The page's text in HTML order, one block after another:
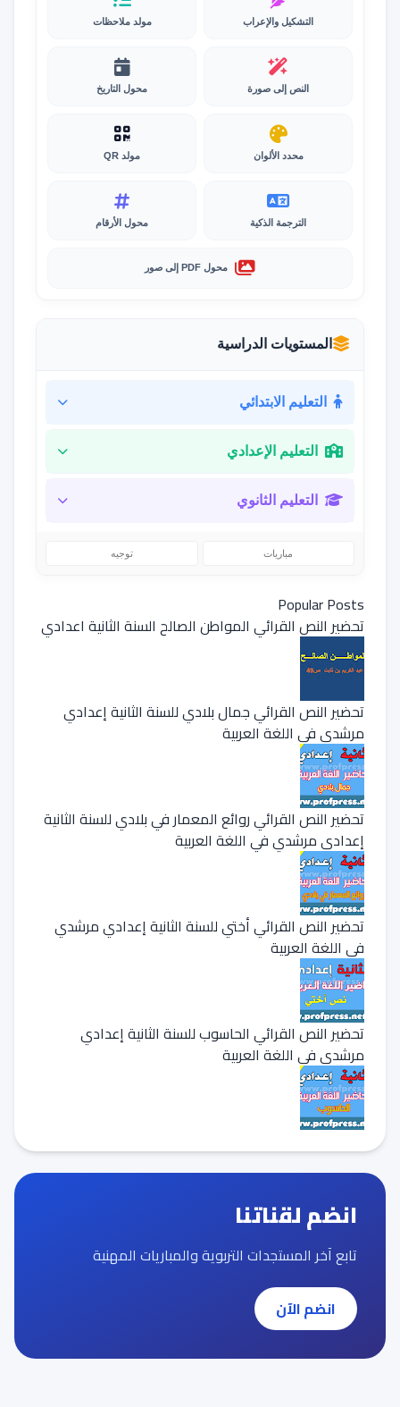
التشكيل والإعراب مولد ملاحظات
النص إلى صورة محول التاريخ
محدد الألوان مولد QR
الترجمة الذكية محول الأرقام
محول PDF إلى صور
المستويات الدراسية
التعليم الابتدائي
التعليم الإعدادي
التعليم الثانوي
مباريات توجيه
Popular Posts
تحضير النص القرائي المواطن الصالح السنة الثانية اعدادي
تحضير النص القرائي جمال بلادي للسنة الثانية إعدادي
مرشدي في اللغة العربية
تحضير النص القرائي روائع المعمار في بلادي للسنة الثانية
إعدادي مرشدي في اللغة العربية
تحضير النص القرائي أختي للسنة الثانية إعدادي مرشدي
في اللغة العربية
تحضير النص القرائي الحاسوب للسنة الثانية إعدادي
مرشدي في اللغة العربية
انضم لقناتنا
تابع آخر المستجدات التربوية والمباريات المهنية
انضم الآن